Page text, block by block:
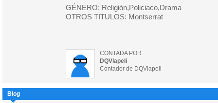
GÉNERO: Religión,Policiaco,Drama
OTROS TITULOS: Montserrat
CONTADA POR:
DQVlapeli
Contador de DQVlapeli
Blog